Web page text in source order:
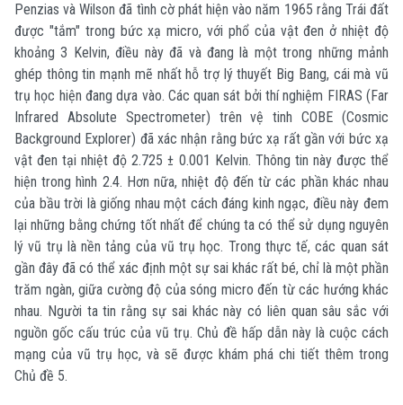
Penzias và Wilson đã tình cờ phát hiện vào năm 1965 rằng Trái đất
được "tắm" trong bức xạ micro, với phổ của vật đen ở nhiệt độ
khoảng 3 Kelvin, điều này đã và đang là một trong những mảnh
ghép thông tin mạnh mẽ nhất hỗ trợ lý thuyết Big Bang, cái mà vũ
trụ học hiện đang dựa vào. Các quan sát bởi thí nghiệm FIRAS (Far
Infrared Absolute Spectrometer) trên vệ tinh COBE (Cosmic
Background Explorer) đã xác nhận rằng bức xạ rất gần với bức xạ
vật đen tại nhiệt độ 2.725 ± 0.001 Kelvin. Thông tin này được thể
hiện trong hình 2.4. Hơn nữa, nhiệt độ đến từ các phần khác nhau
của bầu trời là giống nhau một cách đáng kinh ngạc, điều này đem
lại những bằng chứng tốt nhất để chúng ta có thể sử dụng nguyên
lý vũ trụ là nền tảng của vũ trụ học. Trong thực tế, các quan sát
gần đây đã có thể xác định một sự sai khác rất bé, chỉ là một phần
trăm ngàn, giữa cường độ của sóng micro đến từ các hướng khác
nhau. Người ta tin rằng sự sai khác này có liên quan sâu sắc với
nguồn gốc cấu trúc của vũ trụ. Chủ đề hấp dẫn này là cuộc cách
mạng của vũ trụ học, và sẽ được khám phá chi tiết thêm trong
Chủ đề 5.